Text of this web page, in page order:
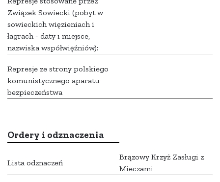
Związek Sowiecki (pobyt w
sowieckich więzieniach i
łagrach - daty i miejsce,
nazwiska współwięźniów):
Represje ze strony polskiego
komunistycznego aparatu
bezpieczeństwa
Ordery i odznaczenia
Lista odznaczeń
Brązowy Krzyż Zasługi z
Mieczami